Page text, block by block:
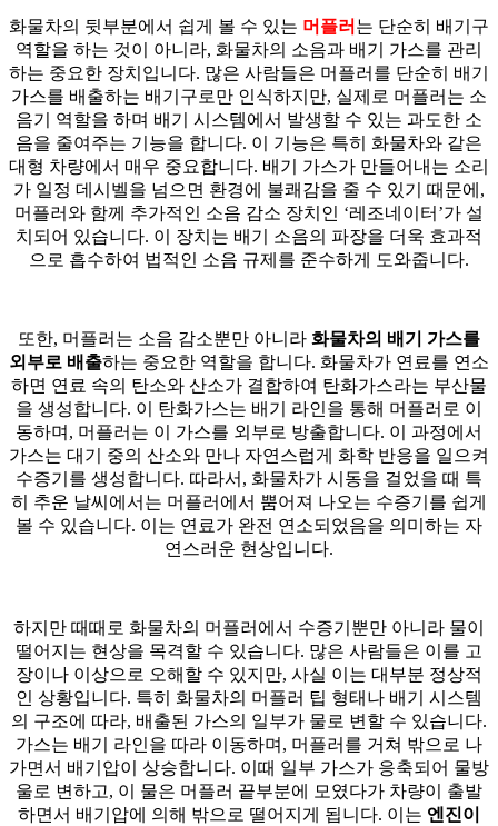
화물차의 뒷부분에서 쉽게 볼 수 있는 머플러 는 단순히 배기구
역할을 하는 것이 아니라, 화물차의 소음과 배기 가스를 관리
하는 중요한 장치입니다. 많은 사람들은 머플러를 단순히 배기
가스를 배출하는 배기구로만 인식하지만, 실제로 머플러는 소
음기 역할을 하며 배기 시스템에서 발생할 수 있는 과도한 소
음을 줄여주는 기능을 합니다. 이 기능은 특히 화물차와 같은
대형 차량에서 매우 중요합니다. 배기 가스가 만들어내는 소리
가 일정 데시벨을 넘으면 환경에 불쾌감을 줄 수 있기 때문에,
머플러와 함께 추가적인 소음 감소 장치인 ‘레조네이터’가 설
치되어 있습니다. 이 장치는 배기 소음의 파장을 더욱 효과적
으로 흡수하여 법적인 소음 규제를 준수하게 도와줍니다.
또한, 머플러는 소음 감소뿐만 아니라 화물차의 배기 가스를
외부로 배출하는 중요한 역할을 합니다. 화물차가 연료를 연소
하면 연료 속의 탄소와 산소가 결합하여 탄화가스라는 부산물
을 생성합니다. 이 탄화가스는 배기 라인을 통해 머플러로 이
동하며, 머플러는 이 가스를 외부로 방출합니다. 이 과정에서
가스는 대기 중의 산소와 만나 자연스럽게 화학 반응을 일으켜
수증기를 생성합니다. 따라서, 화물차가 시동을 걸었을 때 특
히 추운 날씨에서는 머플러에서 뿜어져 나오는 수증기를 쉽게
볼 수 있습니다. 이는 연료가 완전 연소되었음을 의미하는 자
연스러운 현상입니다.
하지만 때때로 화물차의 머플러에서 수증기뿐만 아니라 물이
떨어지는 현상을 목격할 수 있습니다. 많은 사람들은 이를 고
장이나 이상으로 오해할 수 있지만, 사실 이는 대부분 정상적
인 상황입니다. 특히 화물차의 머플러 팁 형태나 배기 시스템
의 구조에 따라, 배출된 가스의 일부가 물로 변할 수 있습니다.
가스는 배기 라인을 따라 이동하며, 머플러를 거쳐 밖으로 나
가면서 배기압이 상승합니다. 이때 일부 가스가 응축되어 물방
울로 변하고, 이 물은 머플러 끝부분에 모였다가 차량이 출발
하면서 배기압에 의해 밖으로 떨어지게 됩니다. 이는 엔진이